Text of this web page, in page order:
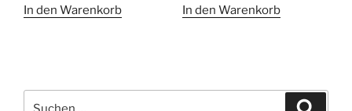
In den Warenkorb
In den Warenkorb